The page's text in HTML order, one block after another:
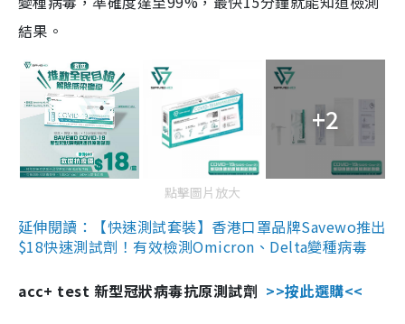
結果。
+2
點擊圖片放大
延伸閱讀：【快速測試套裝】香港口罩品牌Savewo推出
$18快速測試劑！有效檢測Omicron、Delta變種病毒
acc+ test 新型冠狀病毒抗原測試劑 >>按此選購<<